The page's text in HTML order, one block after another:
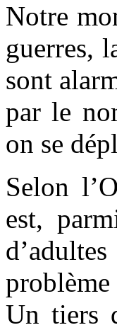
Notre
guerres,
sont
par le
on se
Selon
est,
problème
Un tiers